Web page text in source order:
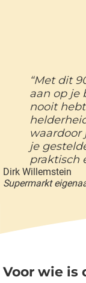
“Met dit
aan op je
nooit
je
praktisch
Dirk Willemstein
Supermarkt
Voor wie is